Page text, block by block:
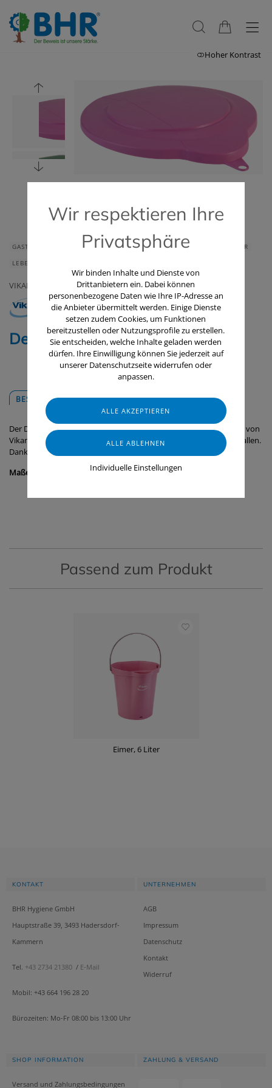
Hoher Kontrast
GASTRONOMIE & HOTELLERIE HAUS & HEIM
GERÄTE & ZUBEHÖR
LEBENSMITTELINDUSTRIE
VIKAN
Deckel für 6 Liter Eimer
BESCHREIBUNG DOWNLOADS
Der Deckel passt auf den 6-Liter-Hygiene-Eimer (Artikel-Nr. 5688x) von
Vikan. Er verhindert, dass Fremdkörper in den Inhalt des Eimers fallen.
Dank der erhöhten Mitte sind die Eimer leicht zu stapeln.
Maße:
295 x 250 x 20 mm
Passend zum Produkt
Eimer, 6 Liter
Wir respektieren Ihre
Privatsphäre
Wir binden Inhalte und Dienste von
Drittanbietern ein. Dabei können
personenbezogene Daten wie Ihre IP-Adresse an
die Anbieter übermittelt werden. Einige Dienste
setzen zudem Cookies, um Funktionen
bereitzustellen oder Nutzungsprofile zu erstellen.
Sie entscheiden, welche Inhalte geladen werden
dürfen. Ihre Einwilligung können Sie jederzeit auf
unserer Datenschutzseite widerrufen oder
anpassen.
Individuelle Einstellungen
KONTAKT
BHR Hygiene GmbH
Hauptstraße 39, 3493 Hadersdorf-
Kammern
Tel. +43 2734 21380 / E-Mail
Mobil: +43 664 196 28 20
Bürozeiten: Mo-Fr 08:00 bis 13:00 Uhr
UNTERNEHMEN
AGB
Impressum
Datenschutz
Kontakt
Widerruf
SHOP INFORMATION
Versand und Zahlungsbedingungen
ZAHLUNG & VERSAND